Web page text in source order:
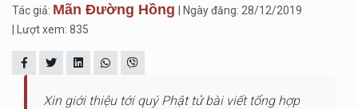
Tác giả: Mãn Đường Hồng
| Ngày đăng: 28/12/2019
| Lượt xem: 835
Xin giới thiệu tới quý Phật tử bài viết tổng hợp